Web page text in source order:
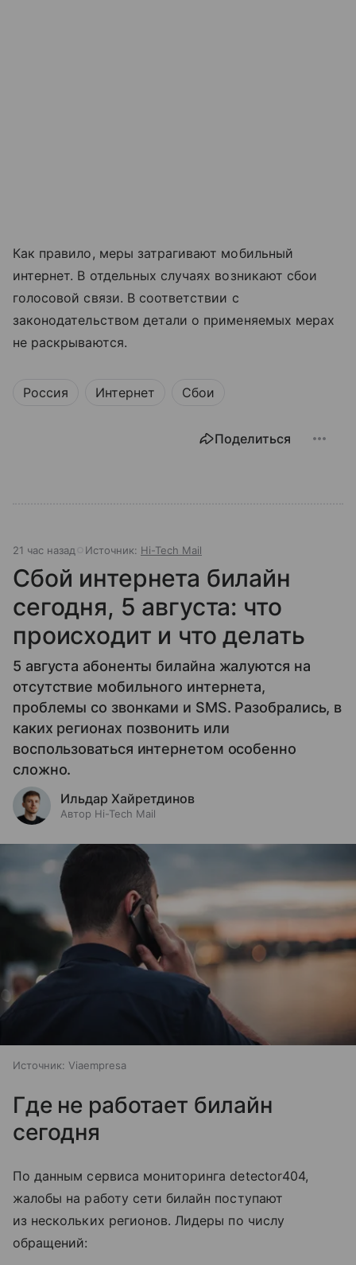
Как правило, меры затрагивают мобильный
интернет. В отдельных случаях возникают сбои
голосовой связи. В соответствии с
законодательством детали о применяемых мерах
не раскрываются.
Россия Интернет Сбои
Поделиться
21 час назад Источник: Hi-Tech Mail
Сбой интернета билайн
сегодня, 5 августа: что
происходит и что делать
5 августа абоненты билайна жалуются на
отсутствие мобильного интернета,
проблемы со звонками и SMS. Разобрались, в
каких регионах позвонить или
воспользоваться интернетом особенно
сложно.
Ильдар Хайретдинов
Автор Hi-Tech Mail
Источник: Viaempresa
Где не работает билайн
сегодня
По данным сервиса мониторинга detector404,
жалобы на работу сети билайн поступают
из нескольких регионов. Лидеры по числу
обращений: